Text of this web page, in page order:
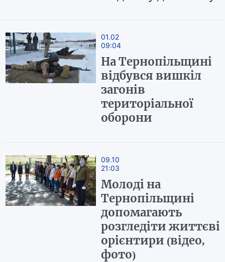
01.02
09:04
На Тернопільщині
відбувся вишкіл
загонів
територіальної
оборони
09.10
21:03
Молоді на
Тернопільщині
допомагають
розгледіти життєві
орієнтири (відео,
фото)